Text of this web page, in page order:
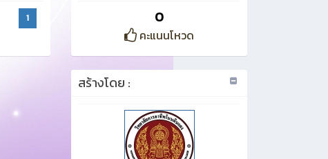
1 0
คะแนนโหวด
สร้างโดย :